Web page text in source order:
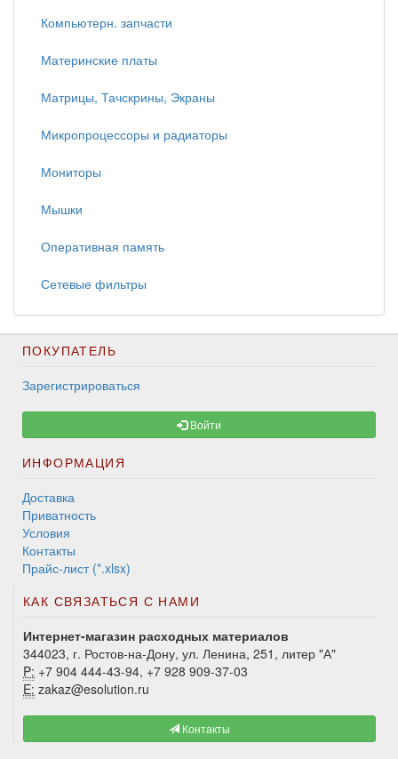
Компьютерн. запчасти
Материнские платы
Матрицы, Тачскрины, Экраны
Микропроцессоры и радиаторы
Мониторы
Мышки
Оперативная память
Сетевые фильтры
ПОКУПАТЕЛЬ
Зарегистрироваться
Войти
ИНФОРМАЦИЯ
Доставка
Приватность
Условия
Контакты
Прайс-лист (*.xlsx)
КАК СВЯЗАТЬСЯ С НАМИ
Интернет-магазин расходных материалов
344023, г. Ростов-на-Дону, ул. Ленина, 251, литер "А"
P: +7 904 444-43-94, +7 928 909-37-03
E: zakaz@esolution.ru
Контакты